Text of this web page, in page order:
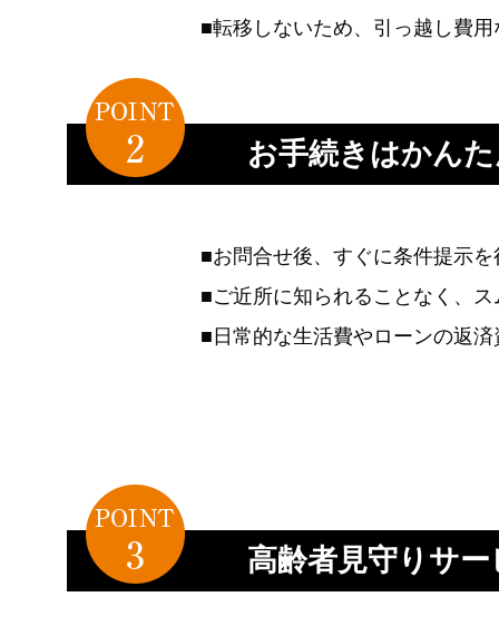
■転移しないため、引っ越し費
お手続きはかん
■お問合せ後、すぐに条件提示
■ご近所に知られることなく、
■日常的な生活費やローンの返
高齢者見守りサ